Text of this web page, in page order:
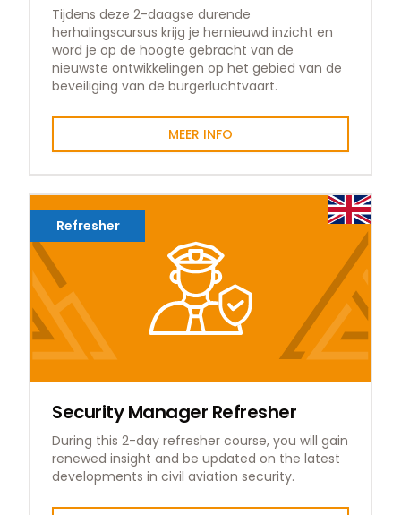
Tijdens deze 2-daagse durende
herhalingscursus krijg je hernieuwd inzicht en
word je op de hoogte gebracht van de
nieuwste ontwikkelingen op het gebied van de
beveiliging van de burgerluchtvaart.
MEER INFO
Refresher
Security Manager Refresher
During this 2-day refresher course, you will gain
renewed insight and be updated on the latest
developments in civil aviation security.